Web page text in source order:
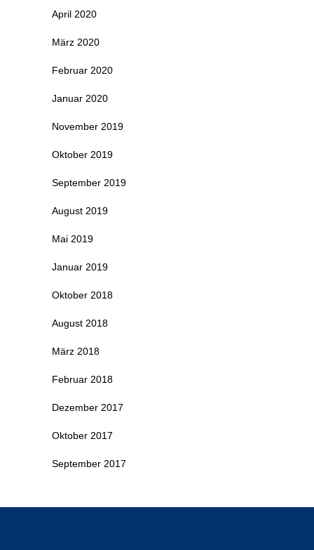
April 2020
März 2020
Februar 2020
Januar 2020
November 2019
Oktober 2019
September 2019
August 2019
Mai 2019
Januar 2019
Oktober 2018
August 2018
März 2018
Februar 2018
Dezember 2017
Oktober 2017
September 2017